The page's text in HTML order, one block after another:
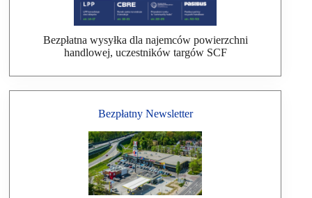
Bezpłatna wysyłka dla najemców powierzchni
handlowej, uczestników targów SCF
Bezpłatny Newsletter